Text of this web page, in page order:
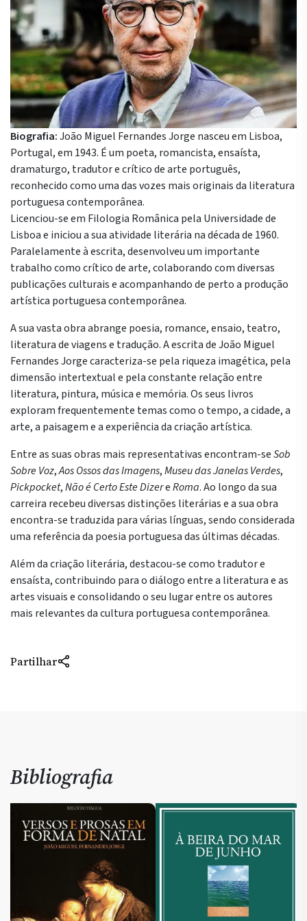
Biografia:João Miguel Fernandes Jorge nasceu em Lisboa,
Portugal, em 1943. É um poeta, romancista, ensaísta,
dramaturgo, tradutor e crítico de arte português,
reconhecido como uma das vozes mais originais da literatura
portuguesa contemporânea.
Licenciou-se em Filologia Românica pela Universidade de
Lisboae iniciou a sua atividade literária na década de 1960.
Paralelamente à escrita, desenvolveu um importante
trabalho como crítico de arte, colaborando com diversas
publicações culturais e acompanhando de perto a produção
artística portuguesa contemporânea.
A sua vasta obra abrange poesia, romance, ensaio, teatro,
literatura de viagens e tradução. A escrita de João Miguel
Fernandes Jorge caracteriza-se pela riqueza imagética, pela
dimensão intertextual e pela constante relação entre
literatura, pintura, música e memória. Os seus livros
exploram frequentemente temas como o tempo, a cidade, a
arte, a paisagem e a experiência da criação artística.
Entre as suas obras mais representativas encontram-seSob
Sobre Voz,Aos Ossos das Imagens,Museu das Janelas Verdes,
Pickpocket,Não é Certo Este DizereRoma. Ao longo da sua
carreira recebeu diversas distinções literárias e a sua obra
encontra-se traduzida para várias línguas, sendo considerada
uma referência da poesia portuguesa das últimas décadas.
Além da criação literária, destacou-se como tradutor e
ensaísta, contribuindo para o diálogo entre a literatura e as
artes visuais e consolidando o seu lugar entre os autores
mais relevantes da cultura portuguesa contemporânea.
Partilhar
Bibliografia